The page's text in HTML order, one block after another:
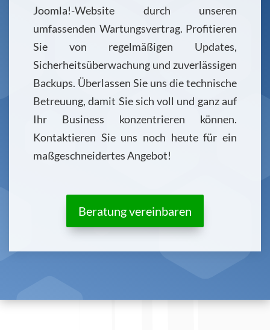
Joomla!-Website durch unseren
umfassenden Wartungsvertrag. Profitieren
Sie von regelmäßigen Updates,
Sicherheitsüberwachung und zuverlässigen
Backups. Überlassen Sie uns die technische
Betreuung, damit Sie sich voll und ganz auf
Ihr Business konzentrieren können.
Kontaktieren Sie uns noch heute für ein
maßgeschneidertes Angebot!
Beratung vereinbaren